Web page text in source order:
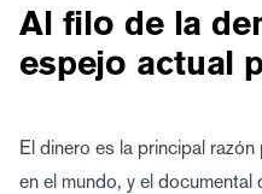
Al filo de la
espejo actual
El dinero es la principal
en el mundo, y el